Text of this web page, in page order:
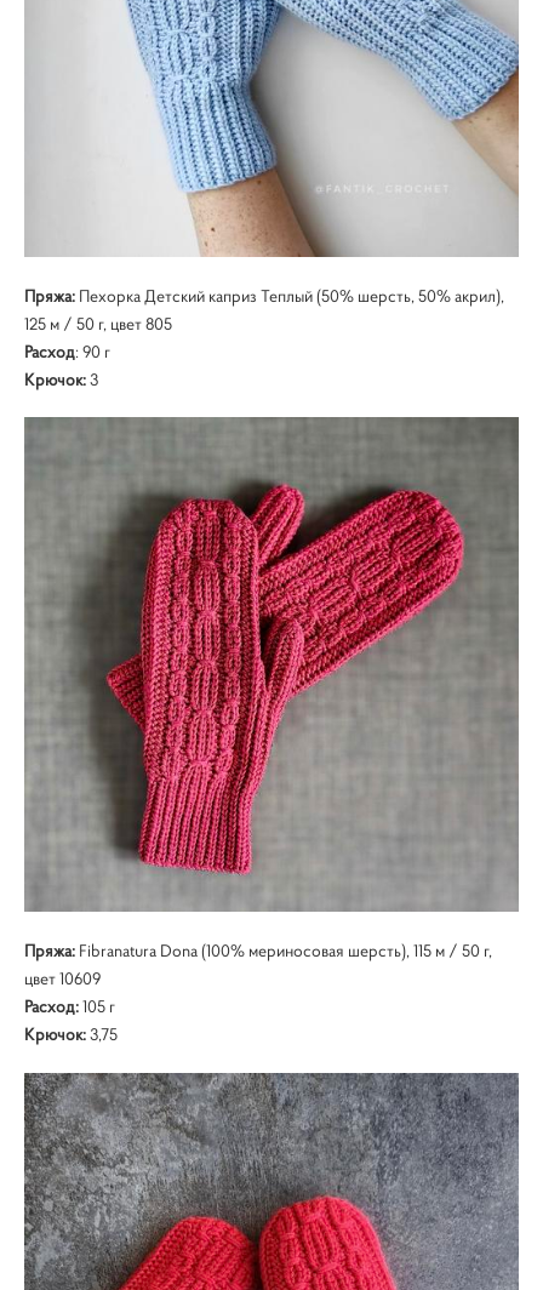
Пряжа: Пехорка Детский каприз Теплый (50% шерсть, 50% акрил),
125 м / 50 г, цвет 805
Расход: 90 г
Крючок:3
Пряжа: Fibranatura Dona (100% мериносовая шерсть), 115 м / 50 г,
цвет 10609
Расход:105 г
Крючок:3,75